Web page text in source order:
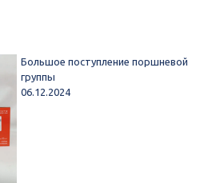
Большое поступление поршневой
группы
06.12.2024